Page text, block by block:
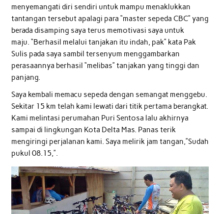
menyemangati diri sendiri untuk mampu menaklukkan
tantangan tersebut apalagi para “master sepeda CBC” yang
berada disamping saya terus memotivasi saya untuk
maju. “Berhasil melalui tanjakan itu indah, pak” kata Pak
Sulis pada saya sambil tersenyum menggambarkan
perasaannya berhasil “melibas” tanjakan yang tinggi dan
panjang.
Saya kembali memacu sepeda dengan semangat menggebu.
Sekitar 15 km telah kami lewati dari titik pertama berangkat.
Kami melintasi perumahan Puri Sentosa lalu akhirnya
sampai di lingkungan Kota Delta Mas. Panas terik
mengiringi perjalanan kami. Saya melirik jam tangan,”Sudah
pukul 08.15,”.